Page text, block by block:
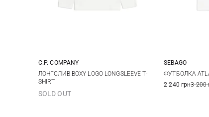
M L XL
C.P. COMPANY
ЛОНГСЛИВ BOXY LOGO LONGSLEEVE T-
SHIRT
SOLD OUT
M
SEBAGO
ФУТБОЛКА
2 240 грн3 200